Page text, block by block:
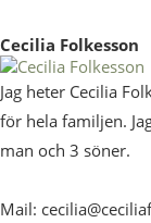
Cecilia Folkesson
Jag heter Cecilia
för hela familjen.
man och 3 söner.
Mail: